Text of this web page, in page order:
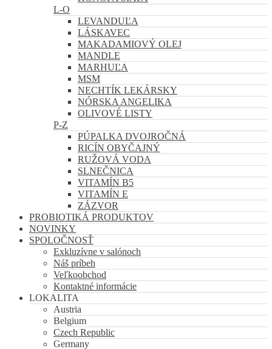
L-O
LEVANDUĽA
LÁSKAVEC
MAKADAMIOVÝ OLEJ
MANDLE
MARHUĽA
MSM
NECHTÍK LEKÁRSKY
NÓRSKA ANGELIKA
OLIVOVÉ LISTY
P-Z
PÚPALKA DVOJROČNÁ
RICÍN OBYČAJNÝ
RUŽOVÁ VODA
SLNEČNICA
VITAMÍN B5
VITAMÍN E
ZÁZVOR
PROBIOTIKÁ PRODUKTOV
NOVINKY
SPOLOČNOSŤ
Exkluzívne v salónoch
Náš príbeh
Veľkoobchod
Kontaktné informácie
LOKALITA
Austria
Belgium
Czech Republic
Germany